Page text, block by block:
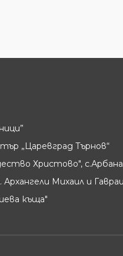
„Царевград Търнов“
Христово",
Архангели Михаил и
къща"